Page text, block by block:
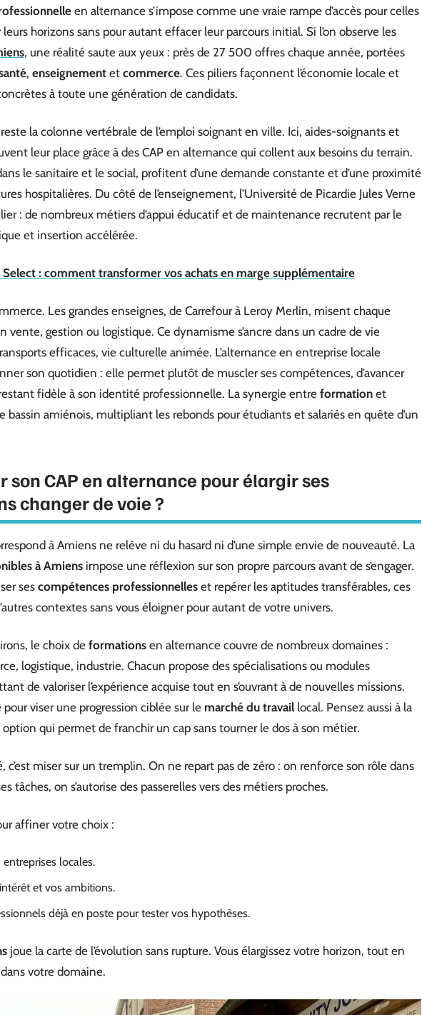
en alternance s’impose comme une vraie rampe d’accès pour celles
horizons sans pour autant effacer leur parcours initial. Si l’on observe les
, une réalité saute aux yeux : près de 27 500 offres chaque année, portées
, enseignement et commerce. Ces piliers façonnent l’économie locale et
à toute une génération de candidats.
reste la colonne vertébrale de l’emploi soignant en ville. Ici, aides-soignants et
leur place grâce à des CAP en alternance qui collent aux besoins du terrain.
le sanitaire et le social, profitent d’une demande constante et d’une proximité
hospitalières. Du côté de l’enseignement, l’Université de Picardie Jules Verne
: de nombreux métiers d’appui éducatif et de maintenance recrutent par le
et insertion accélérée.
Select : comment transformer vos achats en marge supplémentaire
Les grandes enseignes, de Carrefour à Leroy Merlin, misent chaque
vente, gestion ou logistique. Ce dynamisme s’ancre dans un cadre de vie
efficaces, vie culturelle animée. L’alternance en entreprise locale
son quotidien : elle permet plutôt de muscler ses compétences, d’avancer
fidèle à son identité professionnelle. La synergie entre formation et
bassin amiénois, multipliant les rebonds pour étudiants et salariés en quête d’un
son CAP en alternance pour élargir ses
changer de voie ?
à Amiens ne relève ni du hasard ni d’une simple envie de nouveauté. La
à Amiens impose une réflexion sur son propre parcours avant de s’engager.
ses compétences professionnelles et repérer les aptitudes transférables, ces
contextes sans vous éloigner pour autant de votre univers.
le choix de formations en alternance couvre de nombreux domaines :
logistique, industrie. Chacun propose des spécialisations ou modules
de valoriser l’expérience acquise tout en s’ouvrant à de nouvelles missions.
viser une progression ciblée sur le marché du travail local. Pensez aussi à la
qui permet de franchir un cap sans tourner le dos à son métier.
c’est miser sur un tremplin. On ne repart pas de zéro : on renforce son rôle dans
tâches, on s’autorise des passerelles vers des métiers proches.
affiner votre choix :
locales.
et vos ambitions.
déjà en poste pour tester vos hypothèses.
joue la carte de l’évolution sans rupture. Vous élargissez votre horizon, tout en
votre domaine.